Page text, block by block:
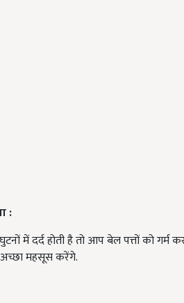
:
में दर्द होती है तो आप बेल पत्तों को
महसूस करेंगे.